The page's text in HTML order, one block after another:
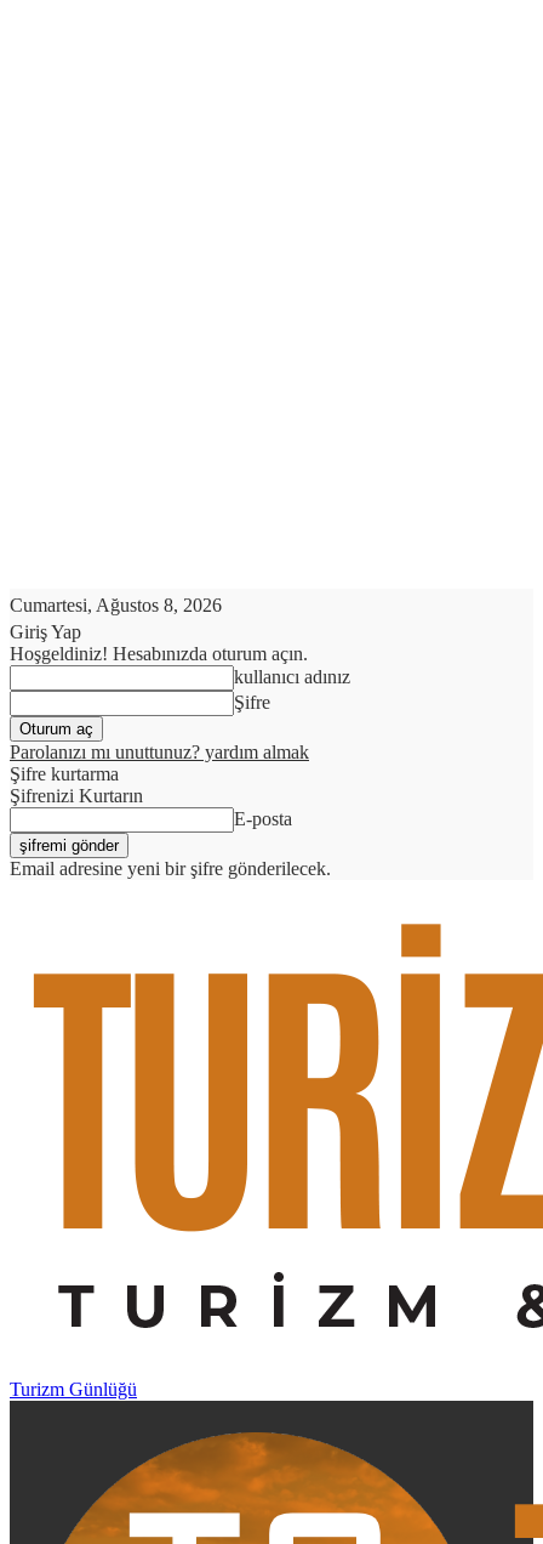
Cumartesi, Ağustos 8, 2026
Giriş Yap
Hoşgeldiniz! Hesabınızda oturum açın.
kullanıcı adınız
Şifre
Parolanızı mı unuttunuz? yardım almak
Şifre kurtarma
Şifrenizi Kurtarın
E-posta
Email adresine yeni bir şifre gönderilecek.
Turizm Günlüğü